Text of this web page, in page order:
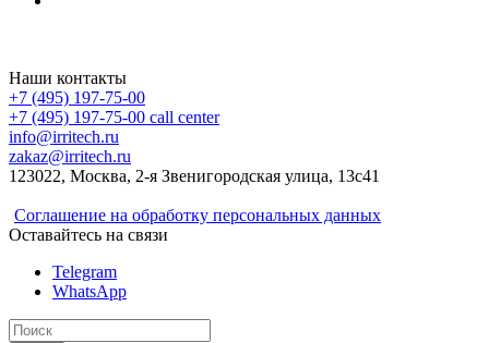
Наши контакты
+7 (495) 197-75-00
+7 (495) 197-75-00 call center
info@irritech.ru
zakaz@irritech.ru
123022, Москва, 2-я Звенигородская улица, 13с41
Соглашение на обработку персональных данных
Оставайтесь на связи
Telegram
WhatsApp